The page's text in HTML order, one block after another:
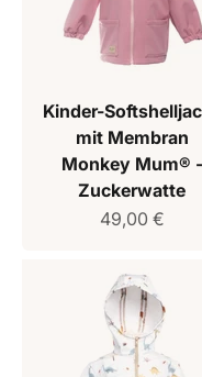
Kinder-
mit Membran
Monkey Mum® -
Zuckerwatte
Verkaufspreis
49,00 €